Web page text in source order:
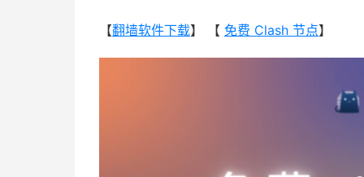
【翻墙软件下载】 【 免费 Clash 节点】